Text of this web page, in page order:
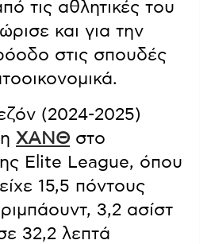
τις αθλητικές του
και για την
στις σπουδές
(2024-2025)
ΧΑΝΘ στο
Elite League, όπου
15,5 πόντους
3,2 ασίστ
32,2 λεπτά